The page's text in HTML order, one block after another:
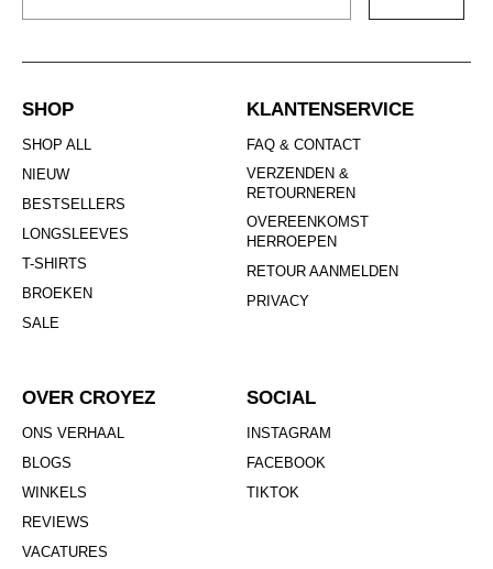
SHOP
SHOP ALL
NIEUW
BESTSELLERS
LONGSLEEVES
T-SHIRTS
BROEKEN
SALE
KLANTENSERVICE
FAQ & CONTACT
VERZENDEN &
RETOURNEREN
OVEREENKOMST
HERROEPEN
RETOUR AANMELDEN
PRIVACY
OVER CROYEZ
ONS VERHAAL
BLOGS
WINKELS
REVIEWS
VACATURES
SOCIAL
INSTAGRAM
FACEBOOK
TIKTOK